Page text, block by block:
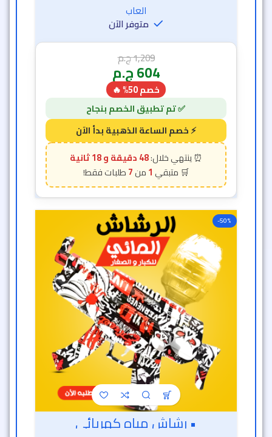
العاب
متوفر الآن
1,209ج.م
604ج.م
خصم 50% 🔥
48 دقيقة و 16 ثانية
1
7
-50%
• رشاش مياه كهربائى